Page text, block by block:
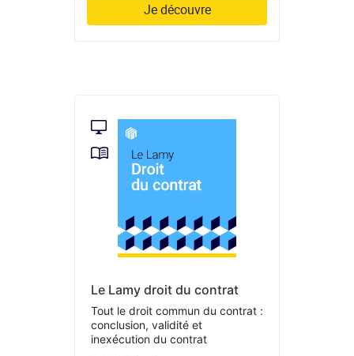
Je découvre
Le Lamy droit du contrat
Tout le droit commun du contrat :
conclusion, validité et
inexécution du contrat